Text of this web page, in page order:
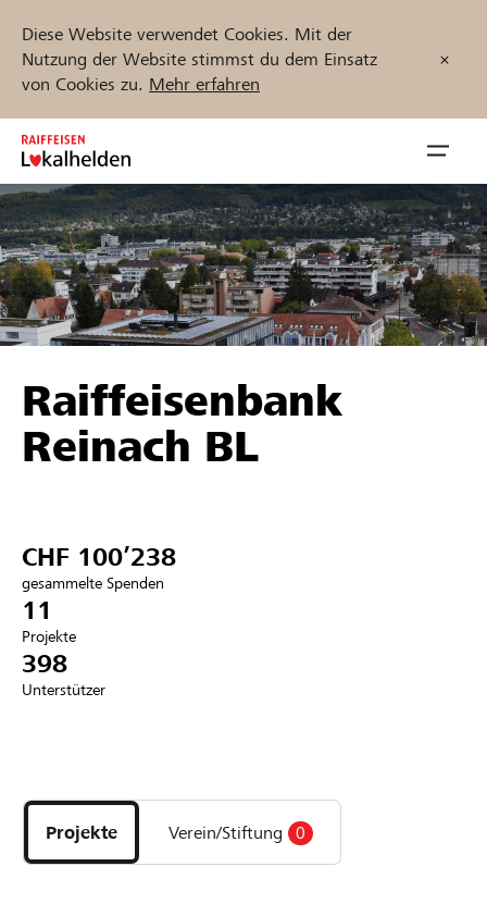
Diese Website verwendet Cookies. Mit der
Nutzung der Website stimmst du dem Einsatz
von Cookies zu. Mehr erfahren
Zum
Inhalt
springen
öffnen
Unterstützen
Hilfe & Support
Anmelden
Projekte und Organisationen finden
Jetzt starten
DE FR IT
Raiffeisenbank
Reinach BL
CHF 100’238
gesammelte Spenden
11
Projekte
398
Unterstützer
Projekte
und
Organisationen
Projekte Verein/Stiftung 0